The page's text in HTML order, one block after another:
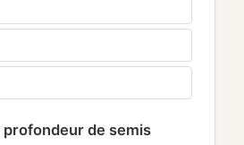
profondeur de semis